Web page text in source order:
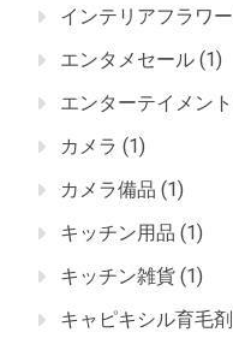
インテリアフラワー
エンタメセール (1)
エンターテイメント
カメラ (1)
カメラ備品 (1)
キッチン用品 (1)
キッチン雑貨 (1)
キャピキシル育毛剤